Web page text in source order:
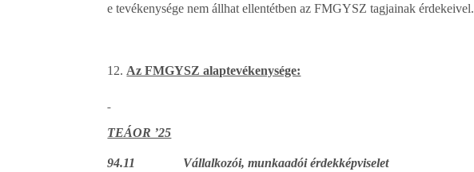
e tevékenysége nem állhat ellentétben az FMGYSZ tagjainak érdekeivel.
Az FMGYSZ alaptevékenysége:
TEÁOR ’25
94.11 Vállalkozói, munkaadói érdekképviselet